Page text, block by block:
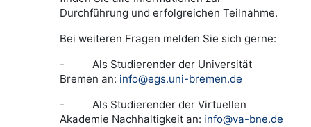
Durchführung und erfolgreichen Teilnahme.
Bei weiteren Fragen melden Sie sich gerne:
- Als Studierender der Universität
Bremen an: info@egs.uni-bremen.de
- Als Studierender der Virtuellen
Akademie Nachhaltigkeit an: info@va-bne.de